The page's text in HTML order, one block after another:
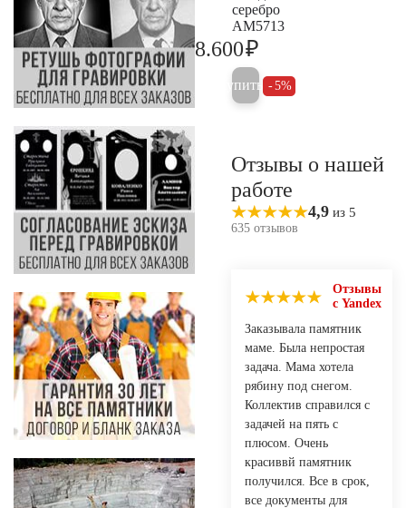
серебро
AM5713
8.600₽
Купить 5%
Отзывы о нашей
работе
4,9 из 5
635 отзывов
Отзывы
с Yandex
Заказывала памятник
маме. Была непростая
задача. Мама хотела
рябину под снегом.
Коллектив справился с
задачей на пять с
плюсом. Очень
красиввй памятник
получился. Все в срок,
все документы для